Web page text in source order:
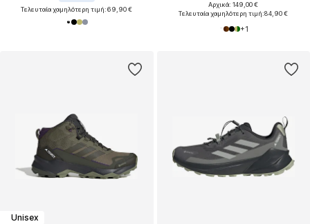
Τελευταία χαμηλότερη τιμή:69,90 €
Αρχικά: 149,00 €
Τελευταία χαμηλότερη τιμή:84,90 €
+1
Unisex